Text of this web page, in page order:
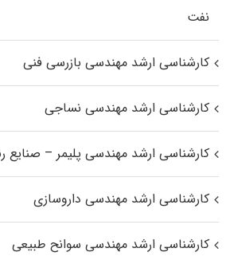
نفت
کارشناسی ارشد مهندسی بازرسی فنی
کارشناسی ارشد مهندسی نساجی
کارشناسی ارشد مهندسی پلیمر – صنایع
کارشناسی ارشد مهندسی داروسازی
کارشناسی ارشد مهندسی سوانح طبیعی